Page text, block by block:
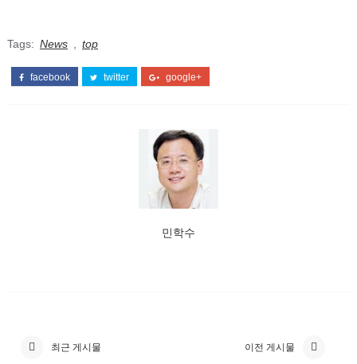
Tags: News top
facebook twitter google+
민학수
최근 게시물 이전 게시물